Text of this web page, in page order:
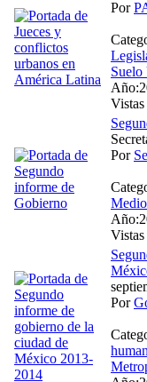
Por
Suelo
Por
Por